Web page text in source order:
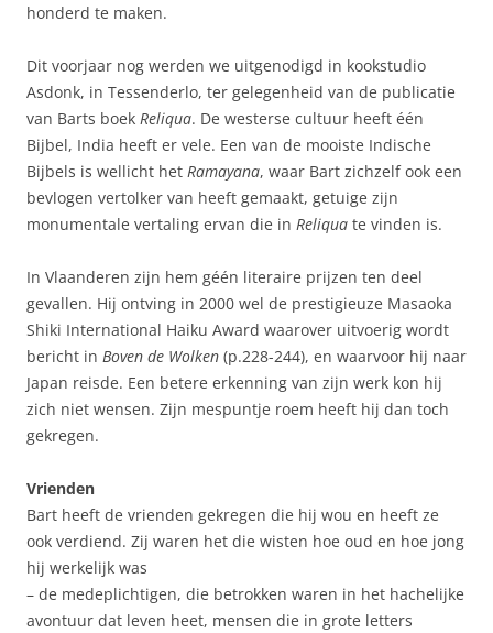
honderd te maken.
Dit voorjaar nog werden we uitgenodigd in kookstudio
Asdonk, in Tessenderlo, ter gelegenheid van de publicatie
van Barts boek Reliqua. De westerse cultuur heeft één
Bijbel, India heeft er vele. Een van de mooiste Indische
Bijbels is wellicht het Ramayana, waar Bart zichzelf ook een
bevlogen vertolker van heeft gemaakt, getuige zijn
monumentale vertaling ervan die in Reliqua te vinden is.
In Vlaanderen zijn hem géén literaire prijzen ten deel
gevallen. Hij ontving in 2000 wel de prestigieuze Masaoka
Shiki International Haiku Award waarover uitvoerig wordt
bericht in Boven de Wolken (p.228-244), en waarvoor hij naar
Japan reisde. Een betere erkenning van zijn werk kon hij
zich niet wensen. Zijn mespuntje roem heeft hij dan toch
gekregen.
Vrienden
Bart heeft de vrienden gekregen die hij wou en heeft ze
ook verdiend. Zij waren het die wisten hoe oud en hoe jong
hij werkelijk was
– de medeplichtigen, die betrokken waren in het hachelijke
avontuur dat leven heet, mensen die in grote letters